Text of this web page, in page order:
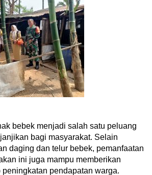
bebek menjadi salah satu peluang
bagi masyarakat. Selain
daging dan telur bebek, pemanfaatan
ini juga mampu memberikan
peningkatan pendapatan warga.